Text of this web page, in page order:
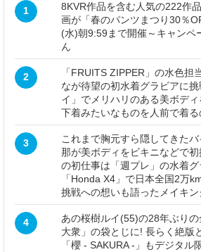
1
8KVR作品を含む人気の222作
画が「春のパンツまつり30％
(水)朝9:59まで開催～キャンペ
ん
2
「FRUITS ZIPPER」の水色担
なが待望の初水着グラビアに
イ」でメリハリのある美ボデ
下着みたいなものを人前で着る
3
これまで胸元すら隠してきた
那が美ボディをビキニなどで
の初仕事は「週プレ」の水着
「Honda X4」で日本全国2万
挑戦への想いも語ったメイキン
4
あの桜樹ルイ(55)の28年ぶりの
大衆」の袋とじに! 長らく絶版
「櫻 - SAKURA -」もデジタル